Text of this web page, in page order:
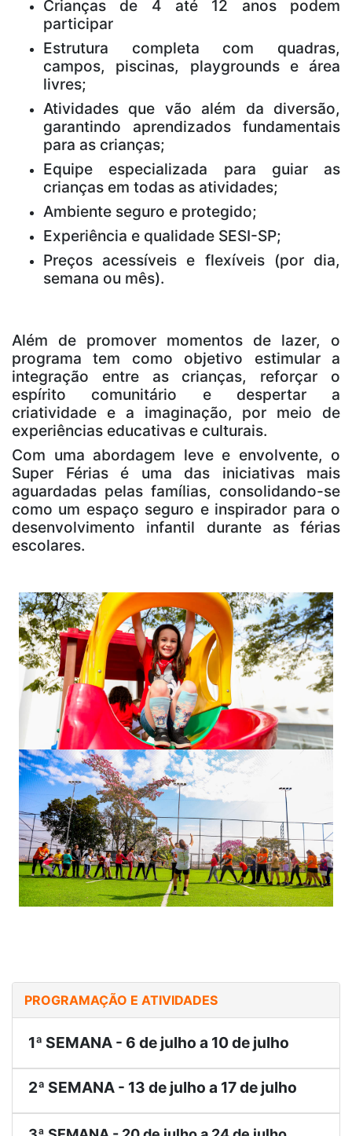
Crianças de 4 até 12 anos podem
participar
Estrutura completa com quadras,
campos, piscinas, playgrounds e área
livres;
Atividades que vão além da diversão,
garantindo aprendizados fundamentais
para as crianças;
Equipe especializada para guiar as
crianças em todas as atividades;
Ambiente seguro e protegido;
Experiência e qualidade SESI-SP;
Preços acessíveis e flexíveis (por dia,
semana ou mês).
Além de promover momentos de lazer, o
programa tem como objetivo estimular a
integração entre as crianças, reforçar o
espírito comunitário e despertar a
criatividade e a imaginação, por meio de
experiências educativas e culturais.
Com uma abordagem leve e envolvente, o
Super Férias é uma das iniciativas mais
aguardadas pelas famílias, consolidando-se
como um espaço seguro e inspirador para o
desenvolvimento infantil durante as férias
escolares.
PROGRAMAÇÃO E ATIVIDADES
1ª SEMANA - 6 de julho a 10 de julho
2ª SEMANA - 13 de julho a 17 de julho